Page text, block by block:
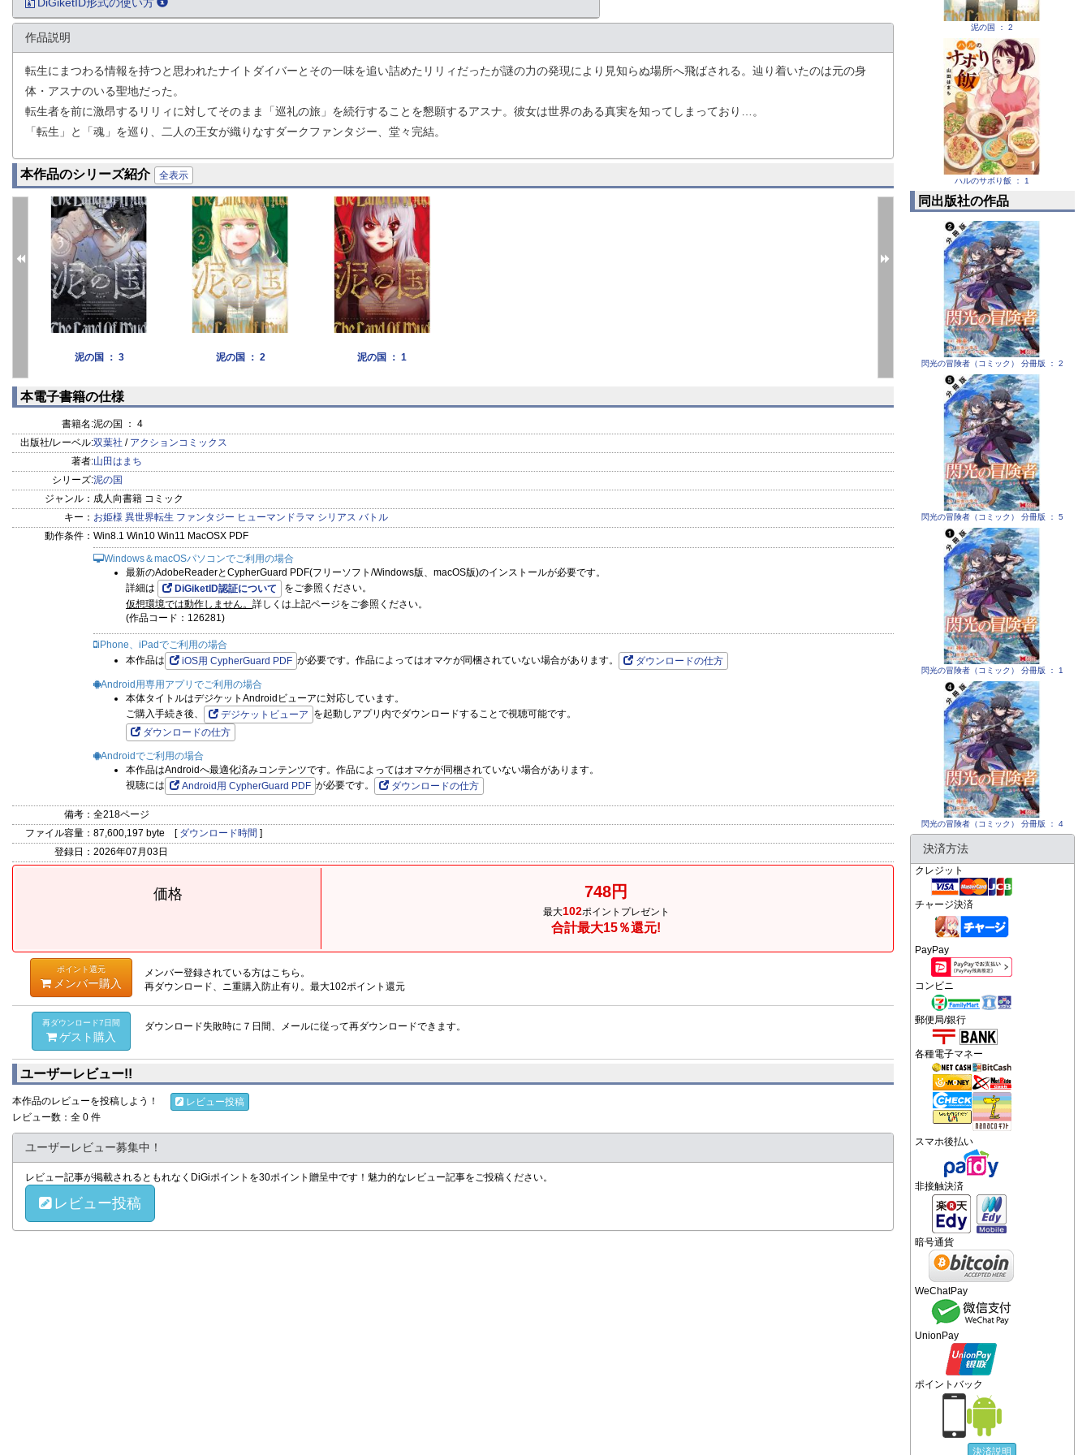
作品説明
転生にまつわる情報を持つと思われたナイトダイバーとその一味を追い詰めたリリィだったが謎の力の発現により見知らぬ場所へ飛ばされる。辿り着いたのは元の身
体・アスナのいる聖地だった。
転生者を前に激昂するリリィに対してそのまま「巡礼の旅」を続行することを懇願するアスナ。彼女は世界のある真実を知ってしまっており…。
「転生」と「魂」を巡り、二人の王女が織りなすダークファンタジー、堂々完結。
本作品のシリーズ紹介 全表示
泥の国 ： 3 泥の国 ： 2 泥の国 ： 1
本電子書籍の仕様
書籍名:泥の国 ： 4
出版社/レーベル:双葉社 / アクションコミックス
著者:山田はまち
シリーズ:泥の国
ジャンル： 成人向書籍 コミック
キー： お姫様 異世界転生 ファンタジー ヒューマンドラマ シリアス バトル
動作条件： Win8.1 Win10 Win11 MacOSX PDF
Windows＆macOSパソコンでご利用の場合
最新のAdobeReaderとCypherGuard PDF(フリーソフト/Windows版、macOS版)のインストールが必要です。
詳細は
DiGiketID認証について
をご参照ください。
仮想環境では動作しません。 詳しくは上記ページをご参照ください。
(作品コード：126281)
iPhone、iPadでご利用の場合
本作品は
iOS用 CypherGuard PDF が必要です。作品によってはオマケが同梱されていない場合があります。 ダウンロードの仕方
Android用専用アプリでご利用の場合
本体タイトルはデジケットAndroidビューアに対応しています。
ご購入手続き後、
デジケットビューア を起動しアプリ内でダウンロードすることで視聴可能です。
ダウンロードの仕方
Androidでご利用の場合
本作品はAndroidへ最適化済みコンテンツです。作品によってはオマケが同梱されていない場合があります。
視聴には
Android用 CypherGuard PDF が必要です。 ダウンロードの仕方
備考： 全218ページ
ファイル容量： 87,600,197 byte [ ダウンロード時間 ]
登録日： 2026年07月03日
価格 748円
最大102ポイントプレゼント
合計最大15％還元!
ポイント還元
メンバー購入
メンバー登録されている方はこちら。
再ダウンロード、ニ重購入防止有り。最大102ポイント還元
再ダウンロード7日間
ゲスト購入
ダウンロード失敗時に７日間、メールに従って再ダウンロードできます。
ユーザーレビュー!!
本作品のレビューを投稿しよう！
レビュー投稿
レビュー数：全 0 件
ユーザーレビュー募集中！
レビュー記事が掲載されるともれなくDiGiポイントを30ポイント贈呈中です！魅力的なレビュー記事をご投稿ください。
レビュー投稿
泥の国 ： 2
ハルのサボり飯 ： 1
同出版社の作品
閃光の冒険者（コミック） 分冊版 ： 2
閃光の冒険者（コミック） 分冊版 ： 5
閃光の冒険者（コミック） 分冊版 ： 1
閃光の冒険者（コミック） 分冊版 ： 4
決済方法
クレジット
チャージ決済
PayPay
コンビニ
郵便局/銀行
各種電子マネー
スマホ後払い
非接触決済
暗号通貨
WeChatPay
UnionPay
ポイントバック
決済説明